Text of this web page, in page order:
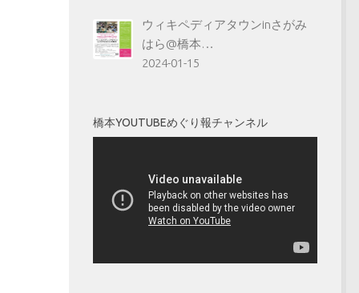
ウィキペディアタウンinさがみ
はら@橋本…
2024-01-15
橋本YOUTUBEめぐり報チャンネル